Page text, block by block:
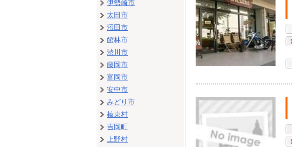
伊勢崎市
太田市
沼田市
館林市
渋川市
藤岡市
富岡市
安中市
みどり市
榛東村
吉岡町
上野村